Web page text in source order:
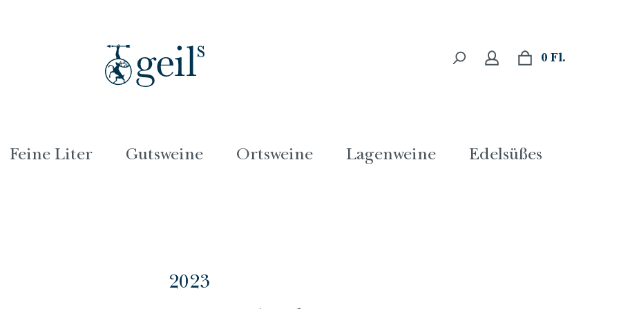
0 Fl.
Feine Liter Gutsweine Ortsweine Lagenweine Edelsüßes
2023